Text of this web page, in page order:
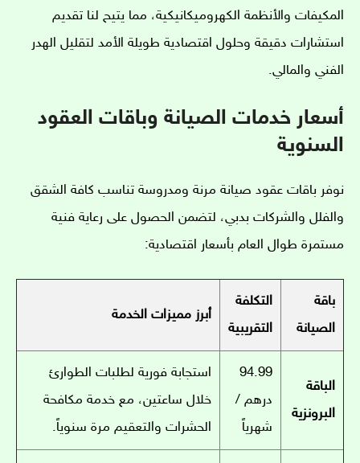
المكيفات والأنظمة الكهروميكانيكية، مما يتيح لنا تقديم
استشارات دقيقة وحلول اقتصادية طويلة الأمد لتقليل الهدر
الفني والمالي.
أسعار خدمات الصيانة وباقات العقود
السنوية
نوفر باقات عقود صيانة مرنة ومدروسة تناسب كافة الشقق
والفلل والشركات بدبي، لتضمن الحصول على رعاية فنية
مستمرة طوال العام بأسعار اقتصادية:
باقة
الصيانة
التكلفة
التقريبية
أبرز مميزات الخدمة
الباقة
البرونزية
94.99
درهم /
شهرياً
استجابة فورية لطلبات الطوارئ
خلال ساعتين، مع خدمة مكافحة
الحشرات والتعقيم مرة سنوياً.